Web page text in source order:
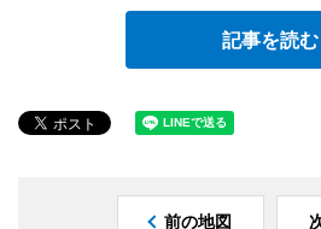
記事を読む
前の地図